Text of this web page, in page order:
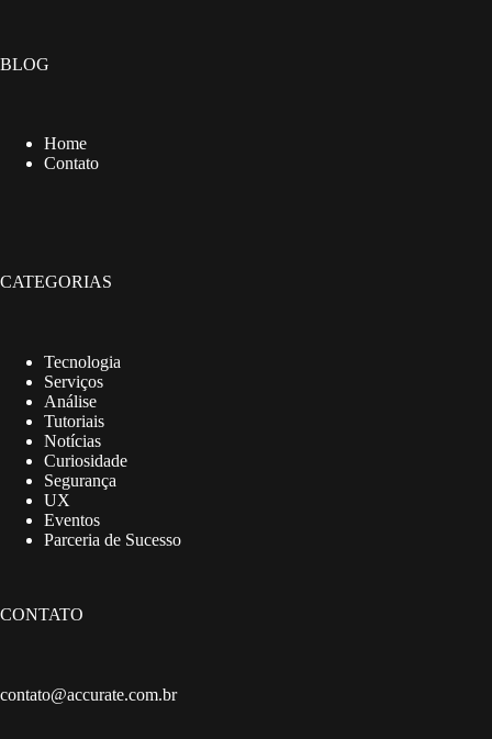
BLOG
Home
Contato
CATEGORIAS
Tecnologia
Serviços
Análise
Tutoriais
Notícias
Curiosidade
Segurança
UX
Eventos
Parceria de Sucesso
CONTATO
contato@accurate.com.br